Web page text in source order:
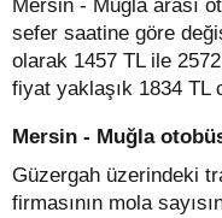
Mersin - Muğla arası
sefer saatine göre
olarak 1457 TL ile
fiyat yaklaşık 1834 TL
Mersin - Muğla
Güzergah üzerindeki
firmasının mola